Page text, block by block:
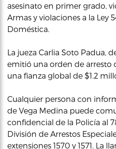
asesinato en primer grado,
Armas y violaciones a la Ley
Doméstica.
La jueza Carlia Soto Padua,
emitió una orden de arresto
una fianza global de $1.2
Cualquier persona con
de Vega Medina puede
confidencial de la Policía al
División de Arrestos
extensiones 1570 y 1571. La